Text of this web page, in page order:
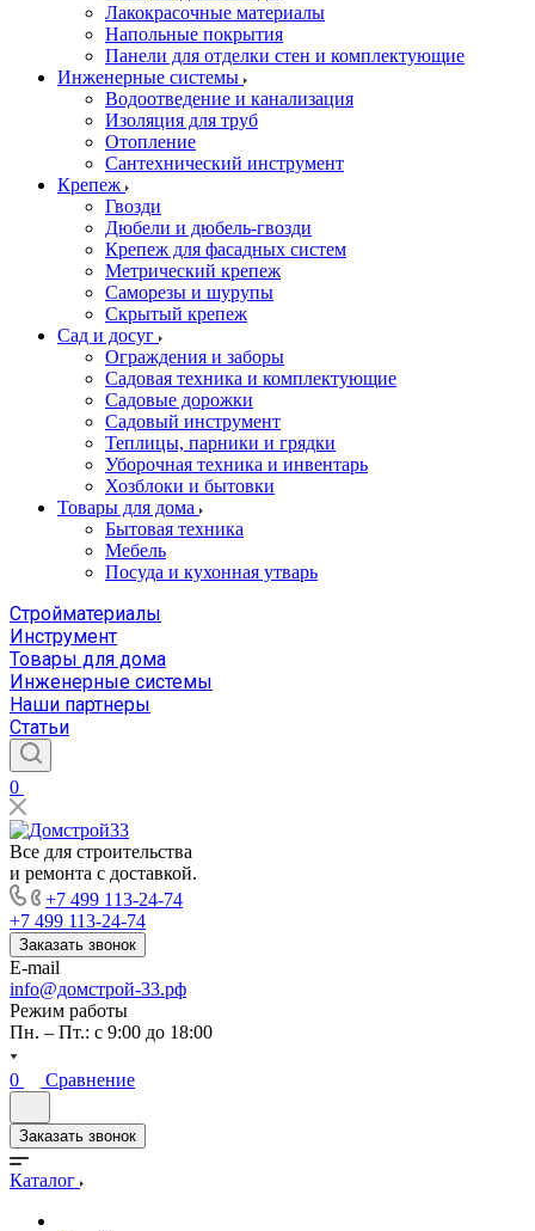
Лакокрасочные материалы
Напольные покрытия
Панели для отделки стен и комплектующие
Инженерные системы
Водоотведение и канализация
Изоляция для труб
Отопление
Сантехнический инструмент
Крепеж
Гвозди
Дюбели и дюбель-гвозди
Крепеж для фасадных систем
Метрический крепеж
Саморезы и шурупы
Скрытый крепеж
Сад и досуг
Ограждения и заборы
Садовая техника и комплектующие
Садовые дорожки
Садовый инструмент
Теплицы, парники и грядки
Уборочная техника и инвентарь
Хозблоки и бытовки
Товары для дома
Бытовая техника
Мебель
Посуда и кухонная утварь
Стройматериалы
Инструмент
Товары для дома
Инженерные системы
Наши партнеры
Статьи
0
Все для строительства
и ремонта с доставкой.
+7 499 113-24-74
+7 499 113-24-74
Заказать звонок
E-mail
info@домстрой-33.рф
Режим работы
Пн. – Пт.: с 9:00 до 18:00
0 Сравнение
Заказать звонок
Каталог